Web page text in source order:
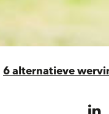
6 alternatieve